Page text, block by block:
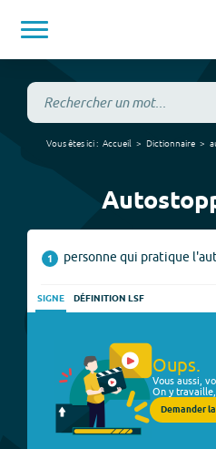
Vous êtes ici : Accueil Dictionnaire
1 personne qui pratique
SIGNE DÉFINITION LSF
Oups.
Vous aussi,
On y travaille,
Demander